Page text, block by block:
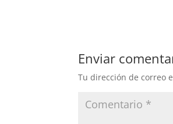
Enviar
Tu dirección de correo